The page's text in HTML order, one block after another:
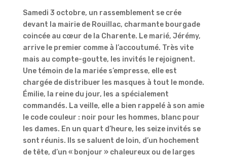
Samedi 3 octobre, un rassemblement se crée
devant la mairie de Rouillac, charmante bourgade
coincée au cœur de la Charente. Le marié, Jérémy,
arrive le premier comme à l’accoutumé. Très vite
mais au compte-goutte, les invités le rejoignent.
Une témoin de la mariée s’empresse, elle est
chargée de distribuer les masques à tout le monde.
Émilie, la reine du jour, les a spécialement
commandés. La veille, elle a bien rappelé à son amie
le code couleur : noir pour les hommes, blanc pour
les dames. En un quart d’heure, les seize invités se
sont réunis. Ils se saluent de loin, d’un hochement
de tête, d’un « bonjour » chaleureux ou de larges